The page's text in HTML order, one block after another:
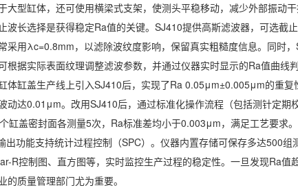
大型缸体，还可使用横梁式支架，使测头平稳移动，减少外部振动干
波长选择是获得稳定Ra值的关键。SJ410提供高斯滤波器，可选
采用λc=0.8mm，以滤除波纹度影响，保留真实粗糙度信息。同时
根据实际表面纹理调整滤波参数，并通过仪器实时显示的Ra值曲线判
体缸盖生产线上引入SJ410后，实现了Ra 0.05μm±0.005μm的重
动达0.01μm。改用SJ410后，通过标准化操作流程（包括测针定
缸盖密封面各测量5次，Ra标准差均小于0.003μm，满足工艺要求。
出功能支持统计过程控制（SPC）。仪器内置存储可保存多达500组
R控制图、直方图等，实时监控生产过程的稳定性。一旦发现Ra
的质量管理部门尤为重要。